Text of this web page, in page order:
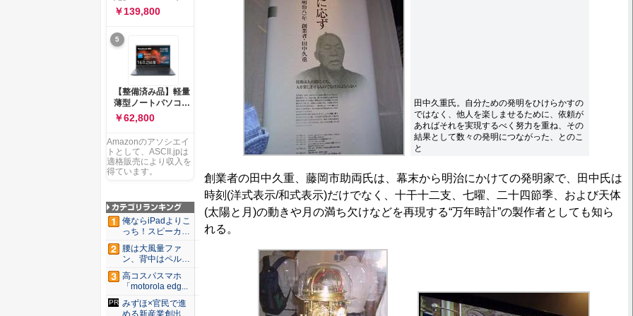
田中久重氏。自分ための発明をひけらかすの
ではなく、他人を楽しませるために、依頼が
あればそれを実現するべく努力を重ね、その
結果として数々の発明につながった、とのこ
と
創業者の田中久重、藤岡市助両氏は、幕末から明治にかけての発明家で、田中氏は
時刻(洋式表示/和式表示)だけでなく、十干十二支、七曜、二十四節季、および天体
(太陽と月)の動きや月の満ち欠けなどを再現する“万年時計”の製作者としても知ら
れる。
ー 83K9003JJP ノー
トPC
ソコン Vivobook 15
M1502NAQ 15.6イ
ンチ AMD Ryzen 7
170 メモリ16GB
SSD 512GB
Microsoft 365
Personal (24か月版)
搭載 Windows 11 重
量1.7kg Wi-Fi 6E ク
ワイエットブルー
M1502NAQ-
￥139,800
5
【整備済み品】軽量
薄型ノートパソコン
dynabook G83 ■
13.3型
FHD(1920x1080) -
高性能第11世代Core
i5-1135G7 - メモリ
16GB - SSD 256GB
USB Type-C - MS
Office 2021 - Win11
搭載
￥62,800
Amazonのアソシエイ
トとして、ASCII.jpは
適格販売により収入を
得ています。
俺ならiPadよりこ
っち！スピーカー
9個...
腰は大風量ファ
ン、背中はペルチ
ェ冷却。ダ...
高コスパスマホ
「motorola edg...
みずほ×官民で進
める新産業創出